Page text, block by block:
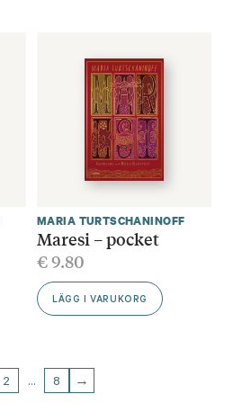
MARIA TURTSCHANINOFF
Maresi – pocket
€9.80
LÄGG I VARUKORG
2 … 8 →